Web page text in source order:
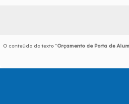
O conteúdo do texto "Orçamento de Porta de